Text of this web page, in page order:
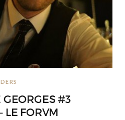
GEORGES #3
FORVM